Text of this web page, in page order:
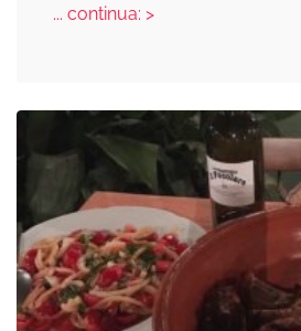
... continua: >